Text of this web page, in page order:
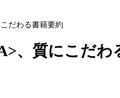
だわる書籍要約
、質にこだわ